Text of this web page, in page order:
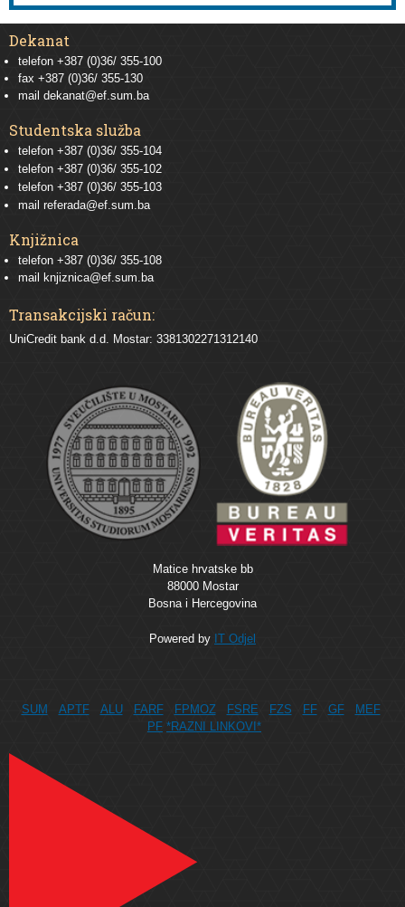
Dekanat
telefon +387 (0)36/ 355-100
fax +387 (0)36/ 355-130
mail dekanat@ef.sum.ba
Studentska služba
telefon +387 (0)36/ 355-104
telefon +387 (0)36/ 355-102
telefon +387 (0)36/ 355-103
mail referada@ef.sum.ba
Knjižnica
telefon +387 (0)36/ 355-108
mail
knjiznica@ef.sum.ba
Transakcijski račun:
UniCredit bank d.d. Mostar: 3381302271312140
Matice hrvatske bb
88000 Mostar
Bosna i Hercegovina
Powered by IT Odjel
SUM APTF ALU FARF FPMOZ FSRE FZS FF GF
MEF
PF *RAZNI LINKOVI*